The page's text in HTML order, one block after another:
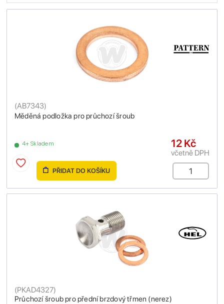
Měděná podložka pro průchozí šroub
(AB7343)
4+ Skladem 12 Kč
včetně DPH
PŘIDAT DO KOŠÍKU
Průchozí šroub pro přední brzdový třmen (nerez)
(PKAD4327)